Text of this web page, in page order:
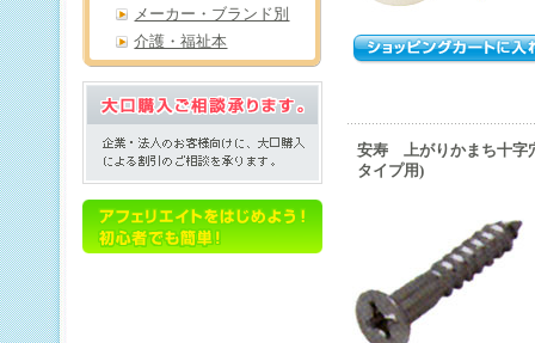
安寿 上がりかまち十字
タイプ用)
メーカー・ブランド別
介護・福祉本